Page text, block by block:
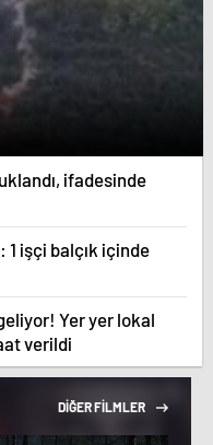
ifadesinde
1 işçi balçık içinde
Yer yer lokal
verildi
DİĞER FİLMLER